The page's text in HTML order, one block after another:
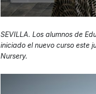
SEVILLA. Los alumnos de
iniciado el nuevo curso este
Nursery.